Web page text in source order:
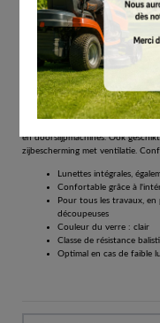
# 00008840359
Équipements de protection
30.90
Tous les prix comprennent la TVA
Réserver
en doorslijpmachines. Ook
zijbescherming met ventilatie.
Lunettes intégrales,
Confortable grâce à
Pour tous les travaux,
découpeuses
Couleur du verre : clair
Classe de résistance
Optimal en cas de faible